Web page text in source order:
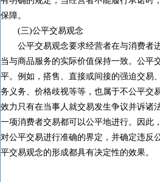
保障。
(三)公平交易观念
公平交易观念要求经营者在与消费者进
当与商品服务的实际价值保持一致。公平
平。例如，搭售、直接或间接的强迫交易
务义务、价格歧视等等，也属于不公平交
效力只有在当事人就交易发生争议并诉诸
一项消费者交易都可以公平地进行。因此
对公平交易进行准确的界定，并确定违反
平交易观念的形成都具有决定性的效果。